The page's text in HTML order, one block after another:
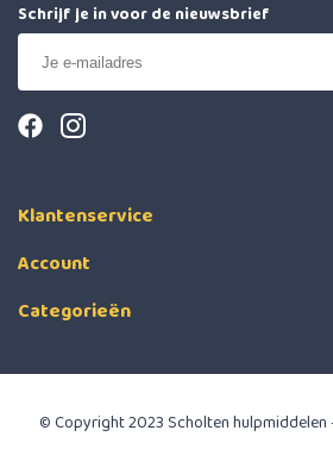
Schrijf je in voor de nieuwsbrief
Klantenservice
Account
Categorieën
© Copyright 2023 Scholten